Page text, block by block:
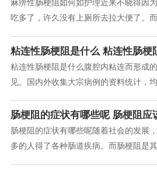
麻痹性肠梗阻如何如护理近来不晓得因
吃多了，许久没有上厕所去拉大便了。
粘连性肠梗阻是什么 粘连性肠梗
粘连性肠梗阻是什么腹腔内粘连而形成
见。国内外收集大宗病例的资料统计，
肠梗阻的症状有哪些呢 肠梗阻应
肠梗阻的症状有哪些呢随着社会的发展
多的人得了各种肠道疾病。而肠梗阻是